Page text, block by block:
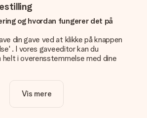
og hvordan fungerer det på
din gave ved at klikke på knappen
. I vores gaveeditor kan du
helt i overensstemmelse med dine
i prisen?
omfatter personliggørelse
Vis mere